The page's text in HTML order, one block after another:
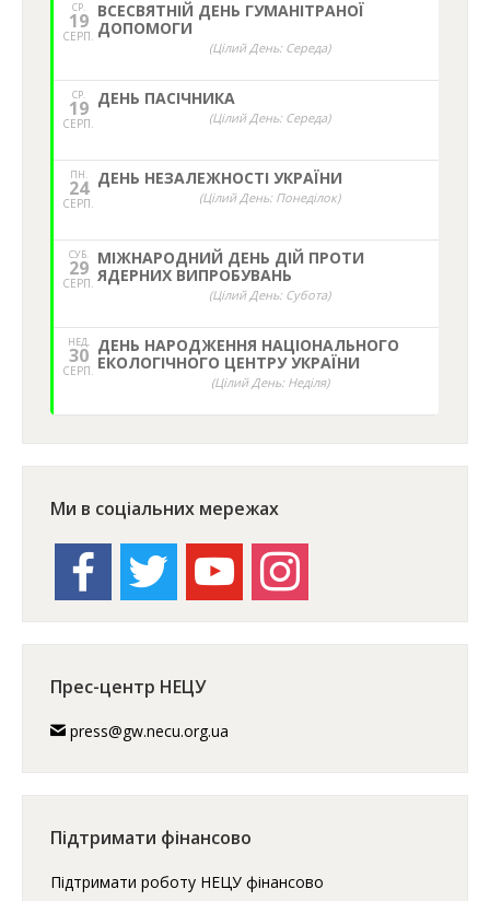
СР.
19
СЕРП.
ВСЕСВЯТНІЙ ДЕНЬ ГУМАНІТРАНОЇ
ДОПОМОГИ
(Цілий День: Середа)
СР.
19
СЕРП.
ДЕНЬ ПАСІЧНИКА
(Цілий День: Середа)
ПН.
24
СЕРП.
ДЕНЬ НЕЗАЛЕЖНОСТІ УКРАЇНИ
(Цілий День: Понеділок)
СУБ.
29
СЕРП.
МІЖНАРОДНИЙ ДЕНЬ ДІЙ ПРОТИ
ЯДЕРНИХ ВИПРОБУВАНЬ
(Цілий День: Субота)
НЕД,
30
СЕРП.
ДЕНЬ НАРОДЖЕННЯ НАЦІОНАЛЬНОГО
ЕКОЛОГІЧНОГО ЦЕНТРУ УКРАЇНИ
(Цілий День: Неділя)
Ми в соціальних мережах
facebook twitter youtube instagram
Прес-центр НЕЦУ
press@gw.necu.org.ua
Підтримати фінансово
Підтримати роботу НЕЦУ фінансово